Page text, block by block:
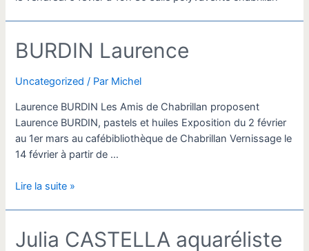
BURDIN Laurence
Uncategorized / Par Michel
Laurence BURDIN Les Amis de Chabrillan proposent
Laurence BURDIN, pastels et huiles Exposition du 2 février
au 1er mars au cafébibliothèque de Chabrillan Vernissage le
14 février à partir de …
BURDIN
Lire la suite »
Julia CASTELLA aquaréliste